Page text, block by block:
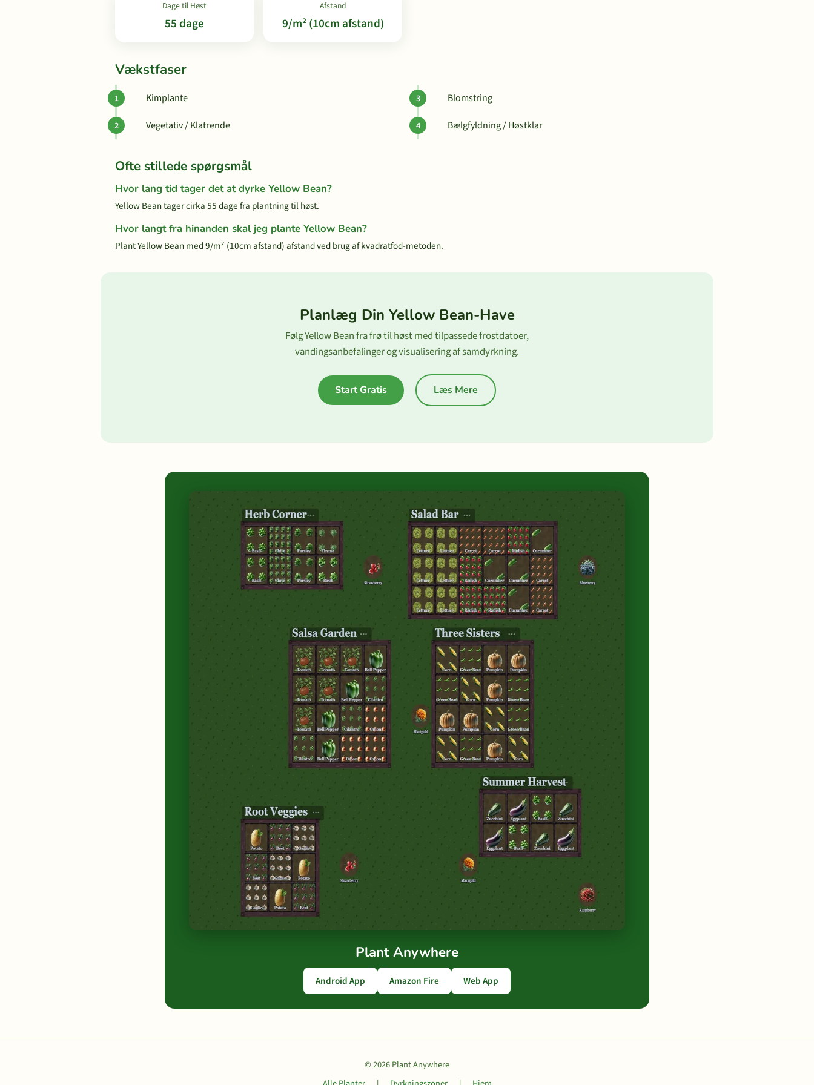
Dage til Høst
55 dage
Afstand
9/m² (10cm afstand)
Vækstfaser
Kimplante
Vegetativ / Klatrende
Blomstring
Bælgfyldning / Høstklar
Ofte stillede spørgsmål
Hvor lang tid tager det at dyrke Yellow Bean?
Yellow Bean tager cirka 55 dage fra plantning til høst.
Hvor langt fra hinanden skal jeg plante Yellow Bean?
Plant Yellow Bean med 9/m² (10cm afstand) afstand ved brug af kvadratfod-metoden.
Planlæg Din Yellow Bean-Have
Følg Yellow Bean fra frø til høst med tilpassede frostdatoer,
vandingsanbefalinger og visualisering af samdyrkning.
Start Gratis Læs Mere
Plant Anywhere
Android App Amazon Fire Web App
© 2026 Plant Anywhere